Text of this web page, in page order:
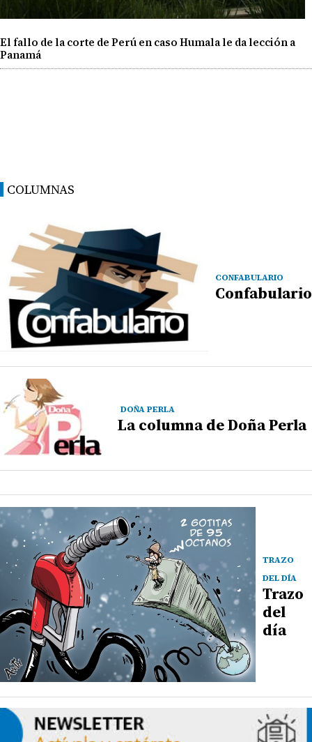
El fallo de la corte de Perú en caso Humala le da lección a
Panamá
COLUMNAS
CONFABULARIO
Confabulario
DOÑA PERLA
La columna de Doña Perla
TRAZO
DEL DÍA
Trazo
del
día